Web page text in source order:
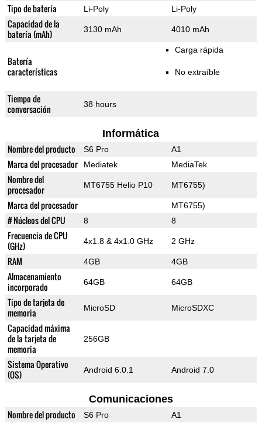
Tipo de batería Li-Poly Li-Poly
Capacidad de la
batería (mAh)
3130 mAh 4010 mAh
Batería
características
Carga rápida
No extraíble
Tiempo de
conversación
38 hours
Informática
Nombre del producto S6 Pro A1
Marca del procesador Mediatek MediaTek
Nombre del
procesador
MT6755 Helio P10 MT6755)
Marca del procesador MT6755)
# Núcleos del CPU 8 8
Frecuencia de CPU
(GHz)
4x1.8 & 4x1.0 GHz 2 GHz
RAM 4GB 4GB
Almacenamiento
incorporado
64GB 64GB
Tipo de tarjeta de
memoria
MicroSD MicroSDXC
Capacidad máxima
de la tarjeta de
memoria
256GB
Sistema Operativo
(OS)
Android 6.0.1 Android 7.0
Comunicaciones
Nombre del producto S6 Pro A1